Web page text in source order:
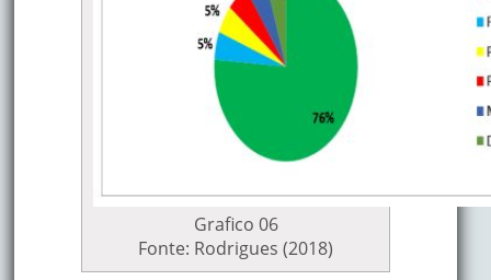
Grafico 06
Fonte: Rodrigues (2018)